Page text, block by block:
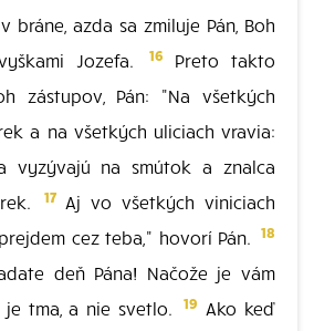
bráne, azda sa zmiluje Pán, Boh
Jozefa.
16
Preto takto
zástupov, Pán: "Na všetkých
a na všetkých uliciach vravia:
vyzývajú na smútok a znalca
17Aj vo všetkých viniciach
cez teba," hovorí Pán. 18
deň Pána! Načože je vám
je tma, a nie svetlo.
19 Ako keď